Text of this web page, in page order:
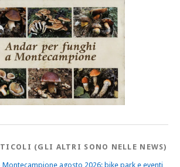
(GLI ALTRI SONO NELLE NEWS)
agosto 2026: bike park e eventi